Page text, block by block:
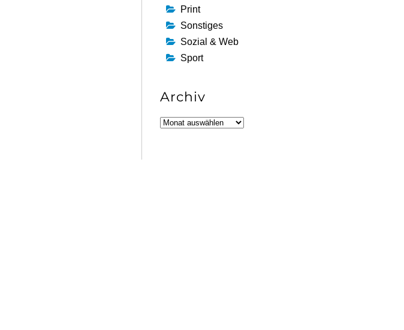
Print
Sonstiges
Sozial & Web
Sport
Archiv
Archiv